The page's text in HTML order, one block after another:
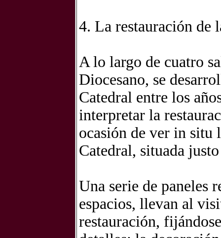
4. La restauración de
A lo largo de cuatro
Diocesano, se
Catedral entre los
interpretar la
ocasión de ver in situ
Catedral, situada
Una serie de paneles
espacios, llevan al
restauración,